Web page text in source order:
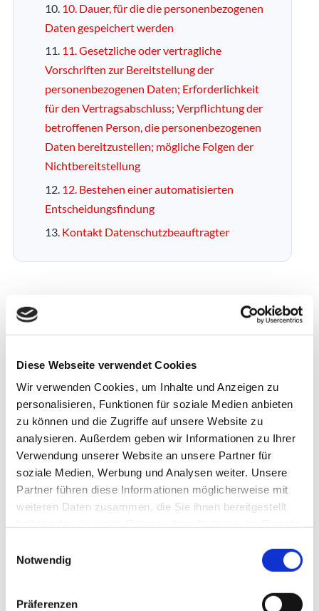
Diese Webseite verwendet Cookies
Wir verwenden Cookies, um Inhalte und Anzeigen zu
personalisieren, Funktionen für soziale Medien anbieten
zu können und die Zugriffe auf unsere Website zu
analysieren. Außerdem geben wir Informationen zu Ihrer
Verwendung unserer Website an unsere Partner für
soziale Medien, Werbung und Analysen weiter. Unsere
Partner führen diese Informationen möglicherweise mit
weiteren Daten zusammen, die Sie ihnen bereitgestellt
Notwendig
Präferenzen
10. Dauer, für die die personenbezogenen
Daten gespeichert werden
11. Gesetzliche oder vertragliche
Vorschriften zur Bereitstellung der
personenbezogenen Daten; Erforderlichkeit
für den Vertragsabschluss; Verpflichtung der
betroffenen Person, die personenbezogenen
Daten bereitzustellen; mögliche Folgen der
Nichtbereitstellung
12. Bestehen einer automatisierten
Entscheidungsfindung
Kontakt Datenschutzbeauftragter
Datenschutzerklärung
Unternehmen. Datenschutz hat einen besonders hohen
Stellenwert für die Geschäftsleitung der Lübke & Vogt
GmbH & Co. KG. Eine Nutzung der Internetseiten der
Lübke & Vogt GmbH & Co. KG ist grundsätzlich ohne
jede Angabe personenbezogener Daten möglich. Sofern
eine betroffene Person besondere Services unseres
Unternehmens über unsere Internetseite in Anspruch
nehmen möchte, könnte jedoch eine Verarbeitung
personenbezogener Daten erforderlich werden. Ist die
Verarbeitung personenbezogener Daten erforderlich und
besteht für eine solche Verarbeitung keine gesetzliche
betroffenen Person ein.